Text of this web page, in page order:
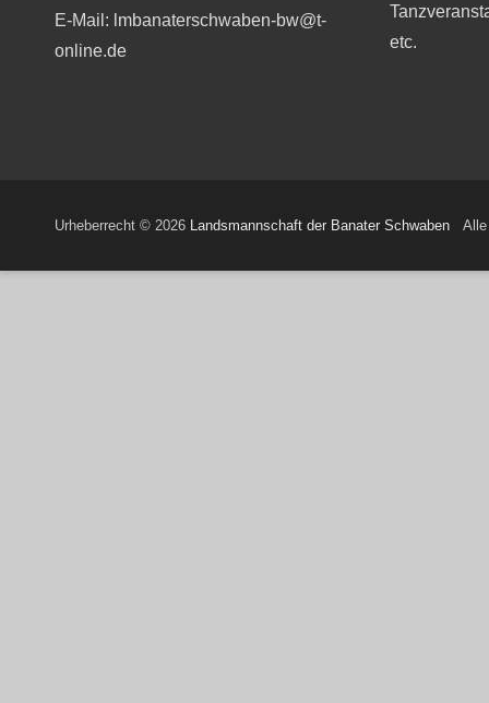
E-Mail: lmbanaterschwaben-bw@t-
online.de
etc.
Urheberrecht © 2026 Landsmannschaft der Banater Schwaben Alle